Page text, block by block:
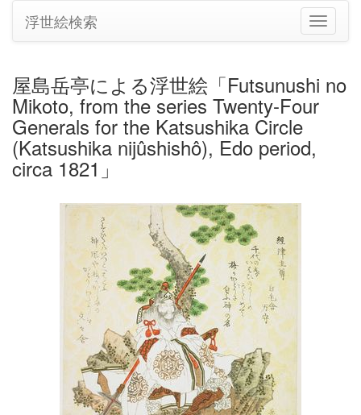
ナ
ビ
シ
ョ
浮世絵検索
屋島岳亭による浮世絵「Futsunushi no
Mikoto, from the series Twenty-Four
Generals for the Katsushika Circle
(Katsushika nijûshishô), Edo period,
circa 1821」